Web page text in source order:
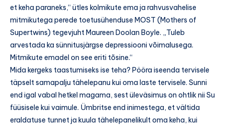
et keha paraneks,“ ütles kolmikute ema ja rahvusvahelise
mitmikutega perede toetusühenduse MOST (Mothers of
Supertwins) tegevjuht Maureen Doolan Boyle. „Tuleb
arvestada ka sünnitusjärgse depressiooni võimalusega.
Mitmikute emadel on see eriti tõsine.“
Mida kergeks taastumiseks ise teha? Pööra iseenda tervisele
täpselt samapalju tähelepanu kui oma laste tervisele. Sunni
end igal vabal hetkel magama, sest üleväsimus on ohtlik nii Su
füüsisele kui vaimule. Ümbritse end inimestega, et vältida
eraldatuse tunnet ja kuula tähelepanelikult oma keha, kui